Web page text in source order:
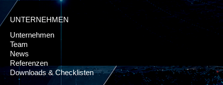
UNTERNEHMEN
Unternehmen
Team
News
Referenzen
Downloads & Checklisten